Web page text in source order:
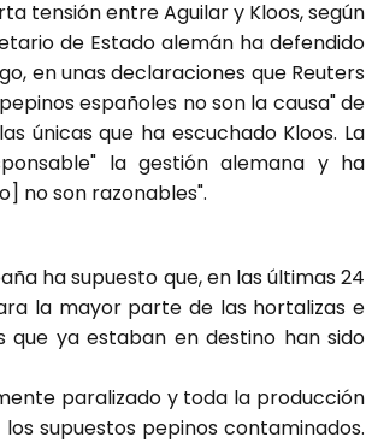
tensión entre Aguilar y Kloos, según
de Estado alemán ha defendido
en unas declaraciones que Reuters
españoles no son la causa" de
únicas que ha escuchado Kloos. La
la gestión alemana y ha
no son razonables".
ha supuesto que, en las últimas 24
la mayor parte de las hortalizas e
que ya estaban en destino han sido
paralizado y toda la producción
supuestos pepinos contaminados.